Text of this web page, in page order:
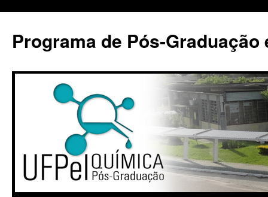
conteúdo
Programa de Pós-Graduação